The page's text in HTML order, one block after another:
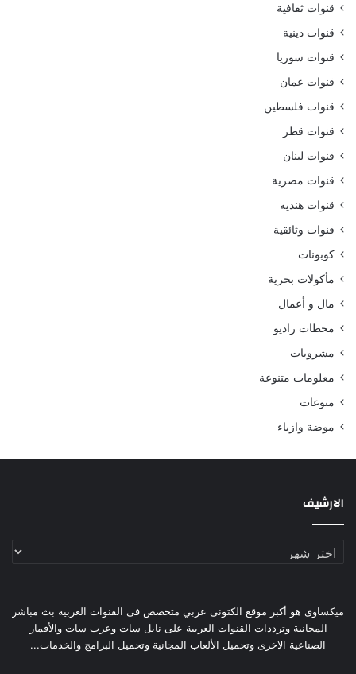
قنوات ثقافية
قنوات دينية
قنوات سوريا
قنوات عمان
قنوات فلسطين
قنوات قطر
قنوات لبنان
قنوات مصرية
قنوات هنديه
قنوات وثائقية
كوبونات
مأكولات بحرية
مال و أعمال
محطات راديو
مشروبات
معلومات متنوعة
منوعات
موضة وازياء
الارشيف
الارشيف
ميكساوى هو أكبر موقع الكتونى عربي متخصص فى القنوات العربية بث مباشر
المجانية وترددات القنوات العربية على نايل سات وعرب سات والأقمار
الصناعية الاخرى وتحميل الألعاب المجانية وتحميل البرامج والخدمات...